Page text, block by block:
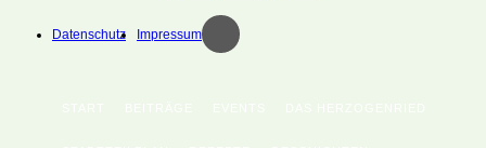
Datenschutz Impressum